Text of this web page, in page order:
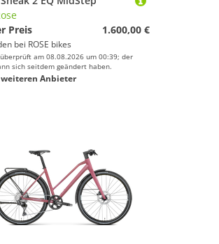
Preis
1.600,00 €
bei ROSE bikes
am 08.08.2026 um 00:39; der
sich seitdem geändert haben.
weiteren Anbieter